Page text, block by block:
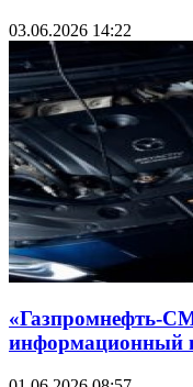
03.06.2026 14:22
«Газпромнефть-
информационный